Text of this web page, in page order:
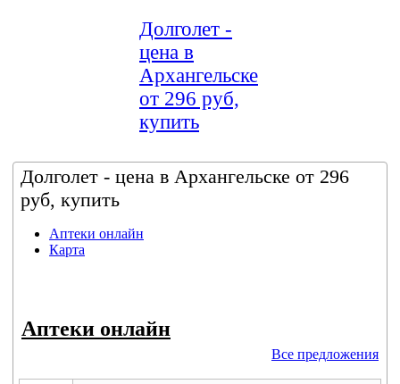
Долголет -
цена в
Архангельске
от 296 руб,
купить
Долголет - цена в Архангельске от 296
руб, купить
Аптеки онлайн
Карта
Аптеки онлайн
Все предложения